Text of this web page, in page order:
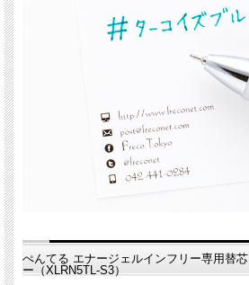
ぺんてる エナージェルインフリー専用替
ー（XLRN5TL-S3）